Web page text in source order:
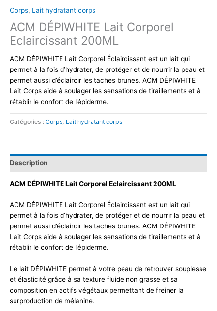
Corps, Lait hydratant corps
ACM DÉPIWHITE Lait Corporel
Eclaircissant 200ML
ACM DÉPIWHITE Lait Corporel Éclaircissant est un lait qui
permet à la fois d’hydrater, de protéger et de nourrir la peau et
permet aussi d’éclaircir les taches brunes. ACM DÉPIWHITE
Lait Corps aide à soulager les sensations de tiraillements et à
rétablir le confort de l’épiderme.
Catégories : Corps, Lait hydratant corps
Description
ACM DÉPIWHITE Lait Corporel Eclaircissant 200ML
ACM DÉPIWHITE Lait Corporel Éclaircissant est un lait qui
permet à la fois d’hydrater, de protéger et de nourrir la peau et
permet aussi d’éclaircir les taches brunes. ACM DÉPIWHITE
Lait Corps aide à soulager les sensations de tiraillements et à
rétablir le confort de l’épiderme.
Le lait DÉPIWHITE permet à votre peau de retrouver souplesse
et élasticité grâce à sa texture fluide non grasse et sa
composition en actifs végétaux permettant de freiner la
surproduction de mélanine.